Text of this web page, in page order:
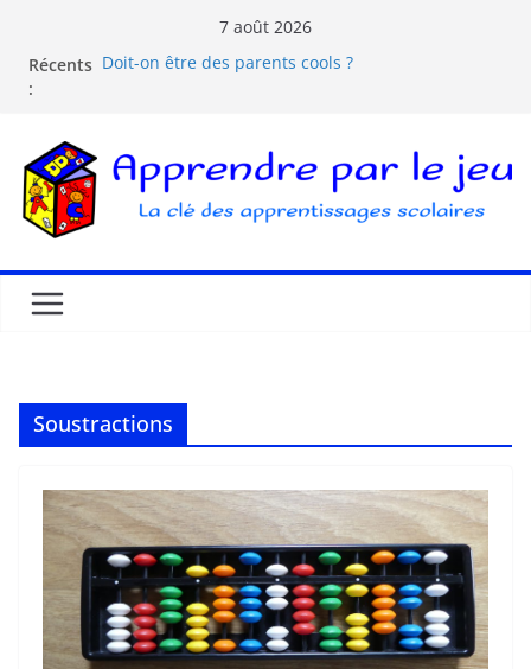
7 août 2026
Récents
:
Doit-on être des parents cools ?
La pédagogie Montessori est-elle ludique ?
Comprendre la courbe de l’oubli
Soustractions